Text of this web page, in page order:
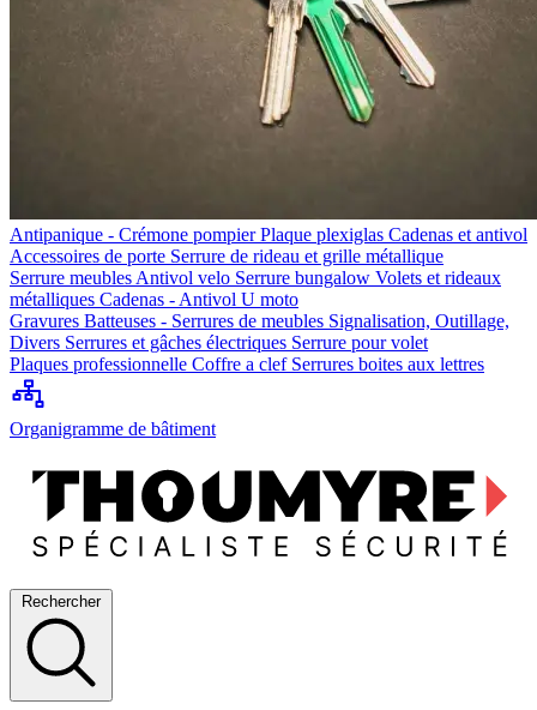
Antipanique - Crémone pompierPlaque plexiglas Cadenas et antivol
Accessoires de porte Serrure de rideau et grille métallique
Serrure meubles Antivol velo Serrure bungalow Volets et rideaux
métalliques Cadenas - Antivol U moto
Gravures Batteuses - Serrures de meubles Signalisation, Outillage,
Divers Serrures et gâches électriques Serrure pour volet
Plaques professionnelle Coffre a clef Serrures boites aux lettres
Organigramme de bâtiment
Rechercher